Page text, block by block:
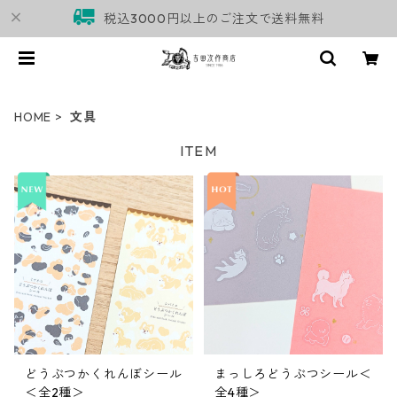
税込3000円以上のご注文で送料無料
HOME 文具
ITEM
どうぶつかくれんぼシール
＜全2種＞
まっしろどうぶつシール＜
全4種＞